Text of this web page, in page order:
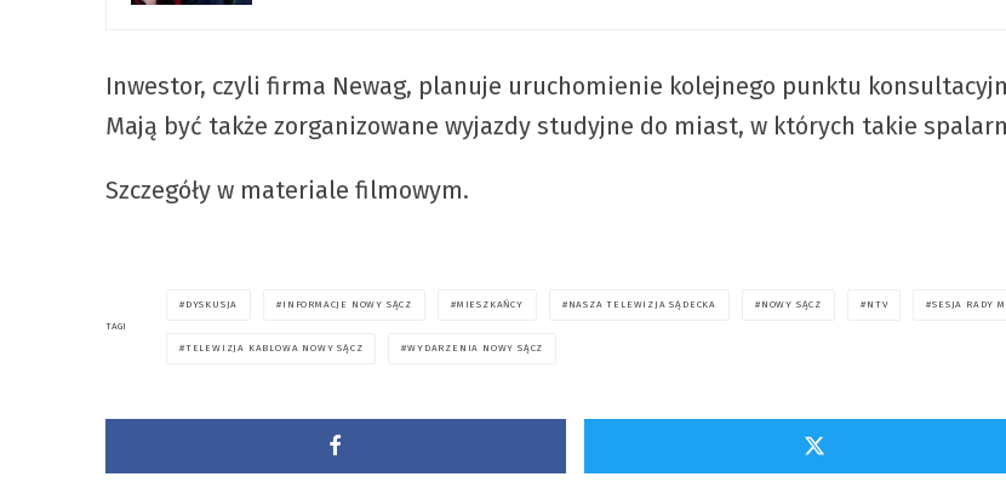
Inwestor, czyli firma Newag, planuje uruchomienie kolejnego punktu
Mają być także zorganizowane wyjazdy studyjne do miast, w których takie
Szczegóły w materiale filmowym.
TAGI
DYSKUSJA INFORMACJE NOWY SĄCZ MIESZKAŃCY NASZA TELEWIZJA SĄDECKA NOWY SĄCZ NTV SESJA RADY
TELEWIZJA KABLOWA NOWY SĄCZ WYDARZENIA NOWY SĄCZ